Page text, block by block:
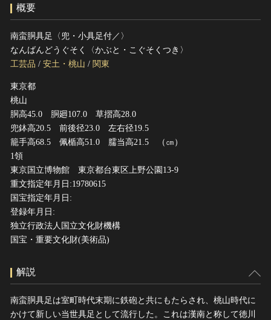
文化遺産データベース
国指定文化財等データベース
概要
南蛮胴具足〈兜・小具足付／〉
なんばんどうぐそく〈かぶと・こぐそくつき〉
工芸品 / 安土・桃山 / 関東
東京都
桃山
胴高45.0 胴廻107.0 草摺高28.0
兜鉢高20.5 前後径23.0 左右径19.5
籠手高68.5 佩楯高51.0 臑当高21.5 （㎝）
1領
東京国立博物館 東京都台東区上野公園13-9
重文指定年月日:19780615
国宝指定年月日:
登録年月日:
独立行政法人国立文化財機構
国宝・重要文化財(美術品)
解説
南蛮胴具足は室町時代末期に鉄砲と共にもたらされ、桃山時代に
かけて新しい当世具足として流行した。これは漢南と称して徳川